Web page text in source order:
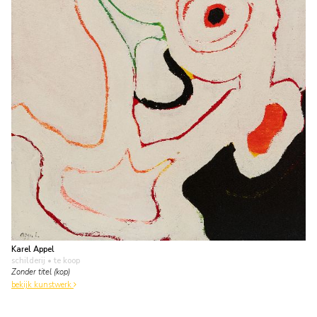
Karel Appel
schilderij • te koop
Zonder titel (kop)
bekijk kunstwerk